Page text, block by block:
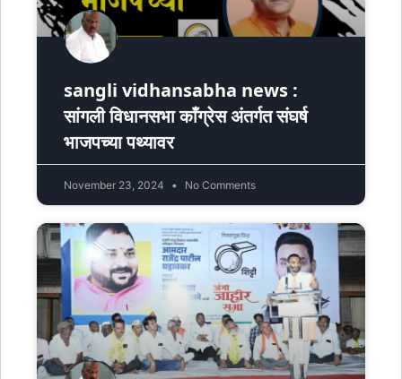
sangli vidhansabha news :
सांगली विधानसभा काँग्रेस अंतर्गत संघर्ष
भाजपच्या पथ्यावर
November 23, 2024 No Comments